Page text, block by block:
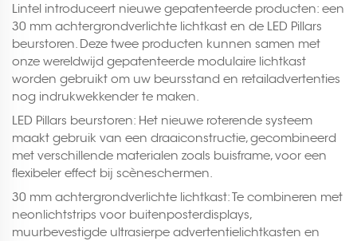
Lintel introduceert nieuwe gepatenteerde producten: een
30 mm achtergrondverlichte lichtkast en de LED Pillars
beurstoren. Deze twee producten kunnen samen met
onze wereldwijd gepatenteerde modulaire lichtkast
worden gebruikt om uw beursstand en retailadvertenties
nog indrukwekkender te maken.
LED Pillars beurstoren: Het nieuwe roterende systeem
maakt gebruik van een draaiconstructie, gecombineerd
met verschillende materialen zoals buisframe, voor een
flexibeler effect bij scèneschermen.
30 mm achtergrondverlichte lichtkast: Te combineren met
neonlichtstrips voor buitenposterdisplays,
muurbevestigde ultrasierpe advertentielichtkasten en